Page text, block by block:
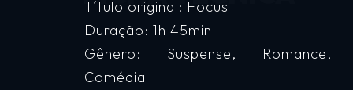
Título original: Focus
Duração: 1h 45min
Gênero: Suspense, Romance,
Comédia